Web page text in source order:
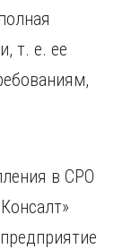
т. е. ее
в СРО